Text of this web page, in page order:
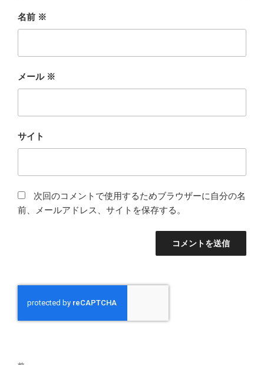
名前 ※
メール ※
サイト
次回のコメントで使用するためブラウザーに自分の名
前、メールアドレス、サイトを保存する。
投